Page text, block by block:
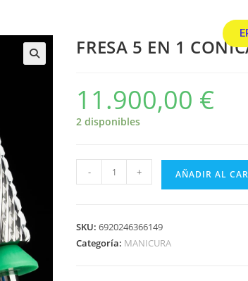
FRESA 5 EN 1
11.900,00 €
2 disponibles
- + AÑADIR AL
SKU:6920246366149
Categoría: MANICURA